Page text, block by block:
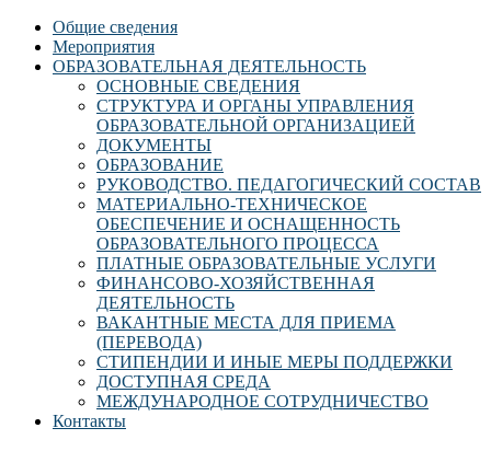
Общие сведения
Мероприятия
ОБРАЗОВАТЕЛЬНАЯ ДЕЯТЕЛЬНОСТЬ
ОСНОВНЫЕ СВЕДЕНИЯ
СТРУКТУРА И ОРГАНЫ УПРАВЛЕНИЯ
ОБРАЗОВАТЕЛЬНОЙ ОРГАНИЗАЦИЕЙ
ДОКУМЕНТЫ
ОБРАЗОВАНИЕ
РУКОВОДСТВО. ПЕДАГОГИЧЕСКИЙ СОСТАВ
МАТЕРИАЛЬНО-ТЕХНИЧЕСКОЕ
ОБЕСПЕЧЕНИЕ И ОСНАЩЕННОСТЬ
ОБРАЗОВАТЕЛЬНОГО ПРОЦЕССА
ПЛАТНЫЕ ОБРАЗОВАТЕЛЬНЫЕ УСЛУГИ
ФИНАНСОВО-ХОЗЯЙСТВЕННАЯ
ДЕЯТЕЛЬНОСТЬ
ВАКАНТНЫЕ МЕСТА ДЛЯ ПРИЕМА
(ПЕРЕВОДА)
СТИПЕНДИИ И ИНЫЕ МЕРЫ ПОДДЕРЖКИ
ДОСТУПНАЯ СРЕДА
МЕЖДУНАРОДНОЕ СОТРУДНИЧЕСТВО
Контакты